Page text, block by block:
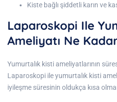
Kiste bağlı şiddetli karın ve
Laparoskopi Ile
Ameliyatı Ne
Yumurtalık kisti ameliyatlarının
Laparoskopi ile yumurtalık kisti
iyileşme süresinin oldukça kısa